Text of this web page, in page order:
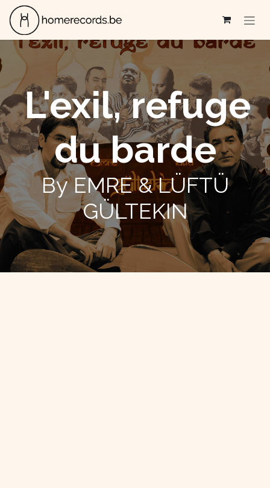
Se rendre au contenu
L'exil, refuge
du barde
By EMRE & LÜFTÜ
GÜLTEKIN